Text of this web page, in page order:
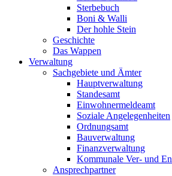
Sterbebuch
Boni & Walli
Der hohle Stein
Geschichte
Das Wappen
Verwaltung
Sachgebiete und Ämter
Hauptverwaltung
Standesamt
Einwohnermeldeamt
Soziale Angelegenheiten
Ordnungsamt
Bauverwaltung
Finanzverwaltung
Kommunale Ver- und
Ansprechpartner